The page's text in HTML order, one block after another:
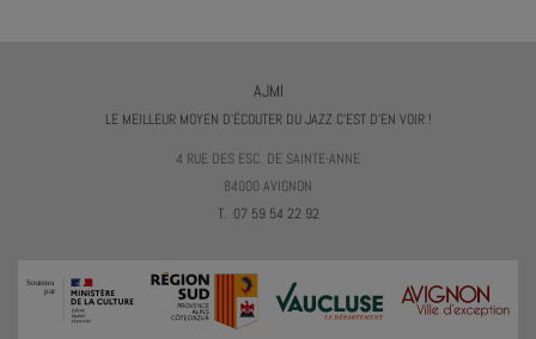
AJMI
LE MEILLEUR MOYEN D'ÉCOUTER DU JAZZ C'EST D'EN VOIR !
4 RUE DES ESC. DE SAINTE-ANNE
84000 AVIGNON
T. 07 59 54 22 92